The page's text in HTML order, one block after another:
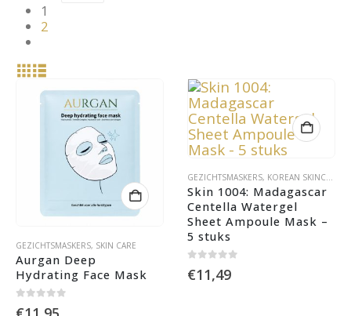
1
2
GEZICHTSMASKERS, SKIN CARE
Aurgan Deep
Hydrating Face Mask
GEZICHTSMASKERS, KOREAN SKINCARE
Skin 1004: Madagascar
Centella Watergel
Sheet Ampoule Mask –
5 stuks
€11,49